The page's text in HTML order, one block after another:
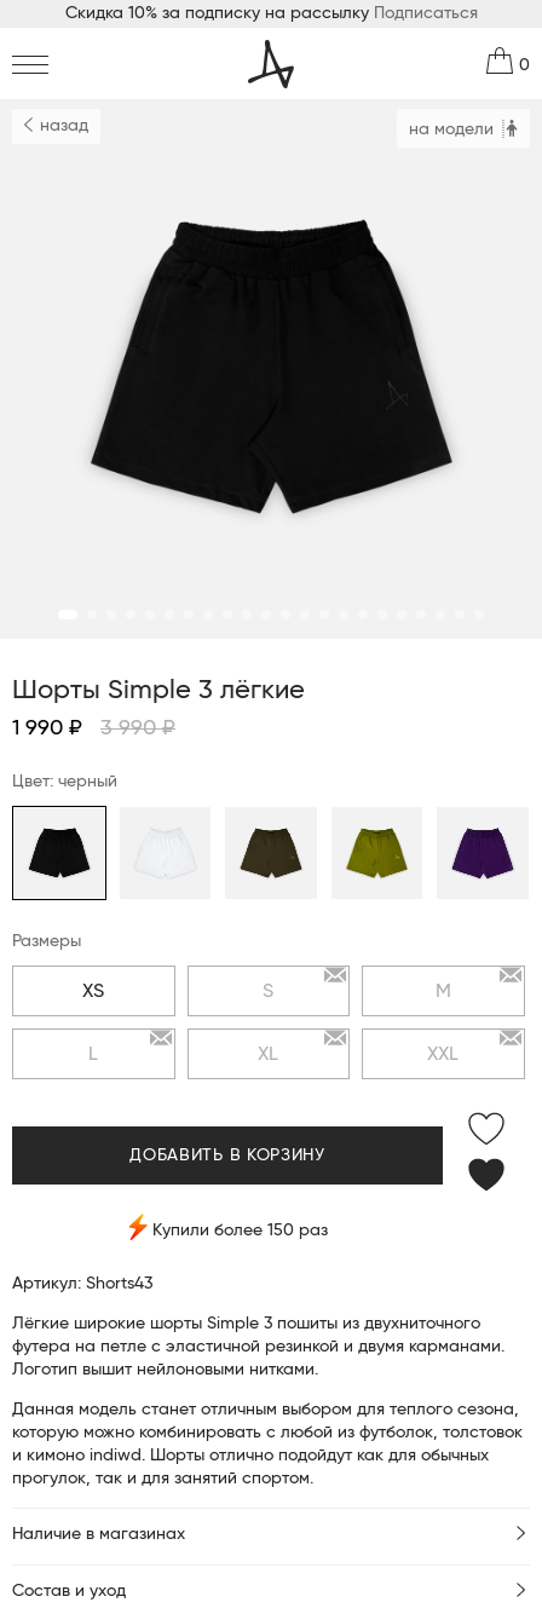
Скидка 10% за подписку на рассылку Подписаться
0
назад на модели
Шорты Simple 3 лёгкие
1 990 ₽ 3 990 ₽
Цвет: черный
Размеры
XS S M
L XL XXL
ДОБАВИТЬ В КОРЗИНУ
Купили более 150 раз
Артикул: Shorts43
Лёгкие широкие шорты Simple 3 пошиты из двухниточного
футера на петле с эластичной резинкой и двумя карманами.
Логотип вышит нейлоновыми нитками.
Данная модель станет отличным выбором для теплого сезона,
которую можно комбинировать с любой из футболок, толстовок
и кимоно indiwd. Шорты отлично подойдут как для обычных
прогулок, так и для занятий спортом.
Наличие в магазинах
Состав и уход